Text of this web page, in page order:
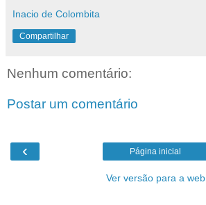
Inacio de Colombita
Compartilhar
Nenhum comentário:
Postar um comentário
‹ Página inicial
Ver versão para a web